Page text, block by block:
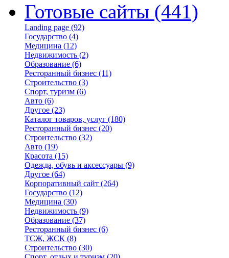
Готовые сайты (441)
Landing page (92)
Государство (4)
Медицина (12)
Недвижимость (2)
Образование (6)
Ресторанный бизнес (11)
Строительство (3)
Спорт, туризм (6)
Авто (6)
Другое (23)
Каталог товаров, услуг (180)
Ресторанный бизнес (20)
Строительство (32)
Авто (19)
Красота (15)
Одежда, обувь и аксессуары (9)
Другое (64)
Корпоративный сайт (264)
Государство (12)
Медицина (30)
Недвижимость (9)
Образование (37)
Ресторанный бизнес (6)
ТСЖ, ЖСК (8)
Строительство (30)